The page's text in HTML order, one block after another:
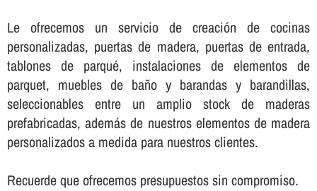
Le ofrecemos un servicio de creación de cocinas
personalizadas, puertas de madera, puertas de entrada,
tablones de parqué, instalaciones de elementos de
parquet, muebles de baño y barandas y barandillas,
seleccionables entre un amplio stock de maderas
prefabricadas, además de nuestros elementos de madera
personalizados a medida para nuestros clientes.
Recuerde que ofrecemos presupuestos sin compromiso.